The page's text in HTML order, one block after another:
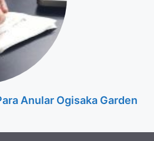
Anular Ogisaka Garden